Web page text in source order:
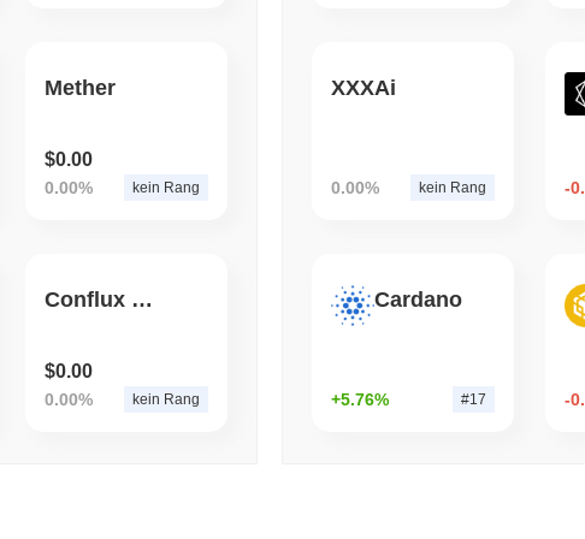
BITCOIN CRYPTO SERVICES
BitGo verschiebt 7,4
Mether
$0.00
0.00% kein Rang
Conflux Futures Token
$0.00
0.00% kein Rang
XXXAi
0.00% kein Rang -
Cardano
+5.76% #17 -